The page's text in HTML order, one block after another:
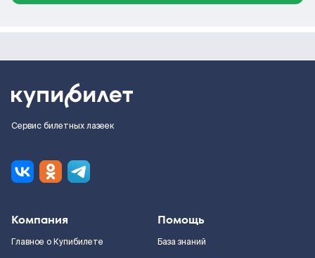
Сервис билетных лазеек
Компания
Главное о Купибилете
Помощь
База знаний